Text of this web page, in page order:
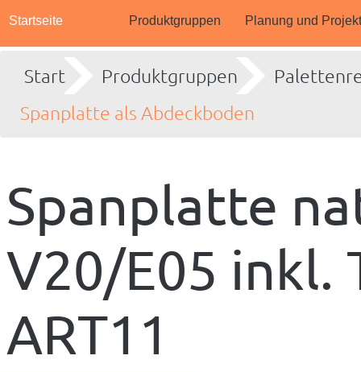
Startseite Produktgruppen Planung und
Start Produktgruppen
Spanplatte als Abdeckboden
Spanplatte
V20/E05 inkl.
ART11